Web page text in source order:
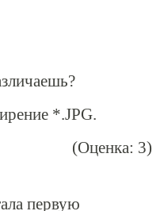
*.JPG.
(Оценка: 3)
первую